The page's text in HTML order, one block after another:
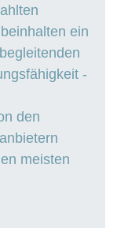
ein
-
den
meisten